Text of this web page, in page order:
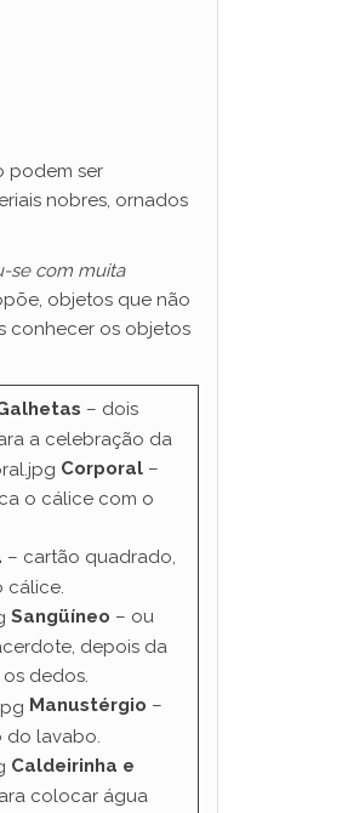
podem ser
nobres, ornados
se com muita
objetos que não
conhecer os objetos
– dois
a celebração da
Corporal–
o cálice com o
– cartão quadrado,
cálice.
Sangüíneo – ou
depois da
dedos.
Manustérgio –
do lavabo.
Caldeirinha e
colocar água